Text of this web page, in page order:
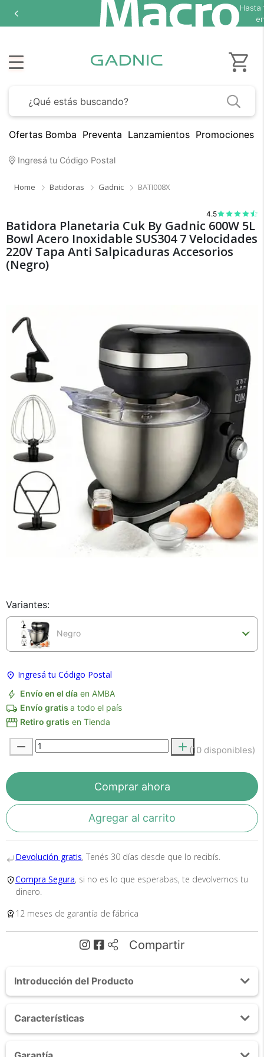
Hasta
Ofertas Bomba Preventa Lanzamientos Promociones
Ingresá tu Código Postal
Home Batidoras Gadnic BATI008X
4.5
Batidora Planetaria Cuk By Gadnic 600W 5L
Bowl Acero Inoxidable SUS304 7 Velocidades
220V Tapa Anti Salpicaduras Accesorios
(Negro)
Variantes:
Negro
Ingresá tu Código Postal
Envío en el día en AMBA
Envío gratis a todo el país
Retiro gratis en Tienda
(10 disponibles)
Comprar ahora
Agregar al carrito
Devolución gratis, Tenés 30 días desde que lo recibís.
Compra Segura, si no es lo que esperabas, te devolvemos tu
dinero.
12 meses de garantía de fábrica
Compartir
Introducción del Producto
5L Bowl Acero Inoxidable SUS304 7 Velocidades
220V Tapa Anti Salpicaduras Accesorios
Potencia de 600W para preparar todo tipo de recetas
Características
Recibí el producto que esperabas o
En Bidcom te aseguramos recibir el producto
que esperabas o te devolvemos el 100% de tu
Tu compra segura
Cumplimos con los más altos estándares de
seguridad. Nos avalan 14 años de
trayectoria.
Envío
Asegurado
Todos nuestros envíos
Cambios y Devoluciones